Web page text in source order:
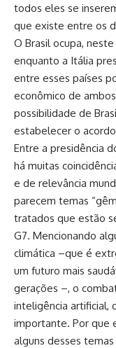
todos eles se
que existe entre os
O Brasil ocupa,
enquanto a Itália
entre esses países
econômico de
possibilidade de
estabelecer o
Entre a presidência
há muitas
e de relevância
parecem temas
tratados que estão
G7. Mencionando
climática –que é
um futuro mais
gerações –, o
inteligência artificial,
importante. Por que
alguns desses